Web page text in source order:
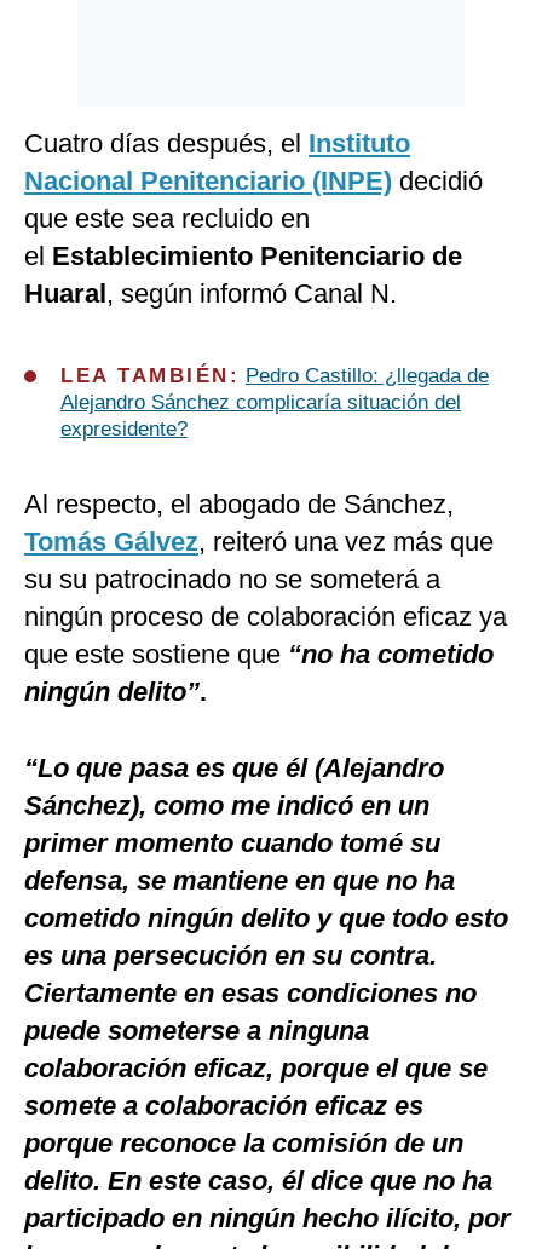
Cuatro días después, el Instituto
Nacional Penitenciario (INPE) decidió
que este sea recluido en
el Establecimiento Penitenciario de
Huaral, según informó Canal N.
LEA TAMBIÉN:
Pedro Castillo: ¿llegada de
Alejandro Sánchez complicaría situación del
expresidente?
Al respecto, el abogado de Sánchez,
Tomás Gálvez, reiteró una vez más que
su su patrocinado no se someterá a
ningún proceso de colaboración eficaz ya
que este sostiene que “no ha cometido
ningún delito”.
“Lo que pasa es que él (Alejandro
Sánchez), como me indicó en un
primer momento cuando tomé su
defensa, se mantiene en que no ha
cometido ningún delito y que todo esto
es una persecución en su contra.
Ciertamente en esas condiciones no
puede someterse a ninguna
colaboración eficaz, porque el que se
somete a colaboración eficaz es
porque reconoce la comisión de un
delito. En este caso, él dice que no ha
participado en ningún hecho ilícito, por